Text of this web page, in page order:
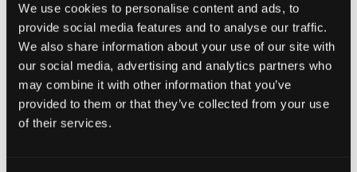
We use cookies to personalise content and ads, to
provide social media features and to analyse our traffic.
We also share information about your use of our site with
our social media, advertising and analytics partners who
may combine it with other information that you’ve
provided to them or that they’ve collected from your use
of their services.